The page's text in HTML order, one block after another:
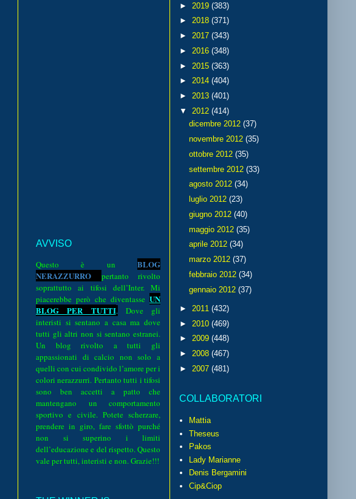
AVVISO
Questo è un BLOG
NERAZZURRO pertanto rivolto
soprattutto ai tifosi dell’Inter. Mi
piacerebbe però che diventasse UN
BLOG PER TUTTI.
Dove gli
interisti si sentano a casa ma dove
tutti gli altri non si sentano estranei.
Un blog rivolto a tutti gli
appassionati di calcio non solo a
quelli con cui condivido l’amore per i
colori nerazzurri. Pertanto tutti i tifosi
sono ben accetti a patto che
mantengano un comportamento
sportivo e civile. Potete scherzare,
prendere in giro, fare sfottò purché
non si superino i limiti
dell’educazione e del rispetto. Questo
vale per tutti, interisti e non. Grazie!!!
► 2019 (383)
► 2018 (371)
► 2017 (343)
► 2016 (348)
► 2015 (363)
► 2014 (404)
► 2013 (401)
▼ 2012 (414)
dicembre 2012 (37)
novembre 2012 (35)
ottobre 2012 (35)
settembre 2012 (33)
agosto 2012 (34)
luglio 2012 (23)
giugno 2012 (40)
maggio 2012 (35)
aprile 2012 (34)
marzo 2012 (37)
febbraio 2012 (34)
gennaio 2012 (37)
► 2011 (432)
► 2010 (469)
► 2009 (448)
► 2008 (467)
► 2007 (481)
COLLABORATORI
Mattia
Theseus
Pakos
Lady Marianne
Denis Bergamini
Cip&Ciop